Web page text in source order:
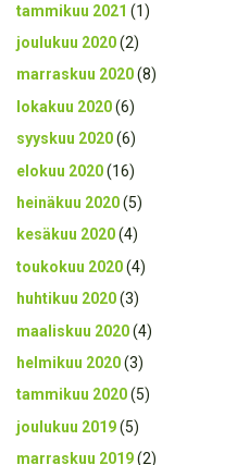
tammikuu 2021 (1)
joulukuu 2020(2)
marraskuu 2020(8)
lokakuu 2020(6)
syyskuu 2020(6)
elokuu 2020(16)
heinäkuu 2020(5)
kesäkuu 2020(4)
toukokuu 2020(4)
huhtikuu 2020(3)
maaliskuu 2020(4)
helmikuu 2020(3)
tammikuu 2020(5)
joulukuu 2019(5)
marraskuu 2019(2)